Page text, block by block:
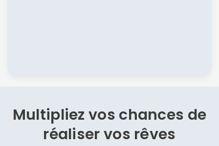
Multipliez vos chances de
réaliser vos rêves